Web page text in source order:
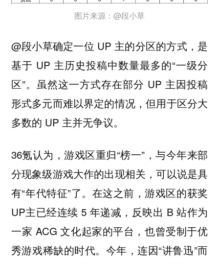
图片来源：@段小草
@段小草确定一位 UP 主的分区的方式，是
基于 UP 主历史投稿中数量最多的“一级分
区”。虽然这一方式存在部分 UP 主因投稿
形式多元而难以界定的情况，但用于区分大
多数的 UP 主并无争议。
36氪认为，游戏区重归“榜一”，与今年来部
分现象级游戏大作的出现相关，可以说是具
有“年代特征”了。在这之前，游戏区的获奖
UP主已经连续 5 年递减，反映出 B 站作为
一家 ACG 文化起家的平台，也曾受制于优
秀游戏稀缺的时代。今年，连因“讲鲁迅”而